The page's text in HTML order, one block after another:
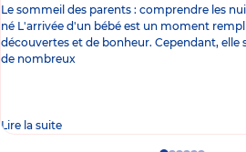
Le sommeil des parents : comprendre les
né L'arrivée d'un bébé est un moment
découvertes et de bonheur. Cependant, elle
de nombreux
Lire la suite